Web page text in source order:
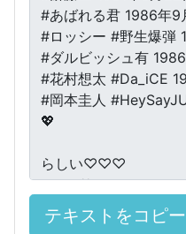
テキストをコピー